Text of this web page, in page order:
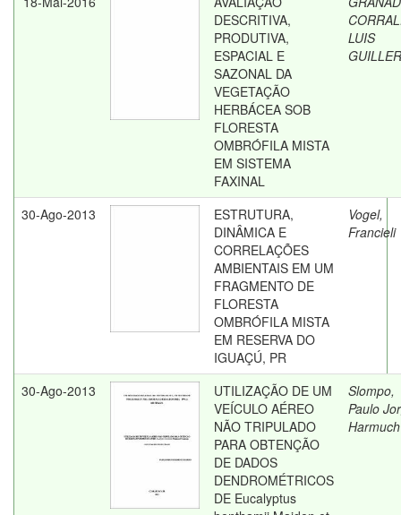
DESCRITIVA,
PRODUTIVA,
ESPACIAL E
SAZONAL DA
VEGETAÇÃO
HERBÁCEA SOB
FLORESTA
OMBRÓFILA MISTA
EM SISTEMA
FAXINAL
LUIS
30-Ago-2013
ESTRUTURA,
DINÂMICA E
CORRELAÇÕES
AMBIENTAIS EM UM
FRAGMENTO DE
FLORESTA
OMBRÓFILA MISTA
EM RESERVA DO
IGUAÇÚ, PR
Vogel,
Francieli
30-Ago-2013
UTILIZAÇÃO DE UM
VEÍCULO AÉREO
NÃO TRIPULADO
PARA OBTENÇÃO
DE DADOS
DENDROMÉTRICOS
DE Eucalyptus
Slompo,
Paulo
Harmuch